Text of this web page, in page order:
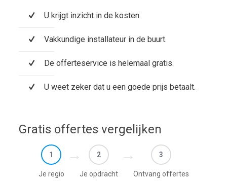
U krijgt inzicht in de kosten.
Vakkundige installateur in de buurt.
De offerteservice is helemaal gratis.
U weet zeker dat u een goede prijs betaalt.
Gratis offertes vergelijken
1
Je regio
2
Je opdracht
3
Ontvang offertes